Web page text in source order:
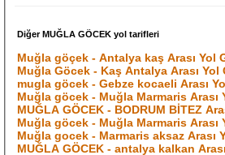
Diğer MUĞLA GÖCEK yol tarifleri
Muğla göçek - Antalya kaş Arası Yol
Muğla Göcek - Kaş Antalya Arası Yol
mugla göcek - Gebze kocaeli Arası
Muğla göcek - Muğla Marmaris Arası
MUĞLA GÖCEK - BODRUM BİTEZ
Muğla göcek - Muğla Marmaris Arası
Muğla gocek - Marmaris aksaz Arası
MUĞLA GÖCEK - antalya kalkan